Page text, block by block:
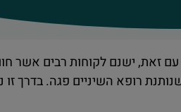
זאת, ישנם לקוחות רבים אשר
רופא השיניים פגה. בדרך זו